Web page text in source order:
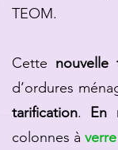
TEOM.
Cette nouvelle
d’ordures
tarification. En
colonnes à verre